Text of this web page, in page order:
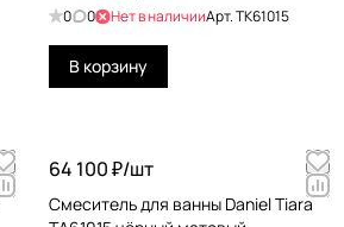
0 0 Нет в наличииАрт.TK61015
В корзину
64 100 ₽/шт
Смеситель для ванны Daniel Tiara